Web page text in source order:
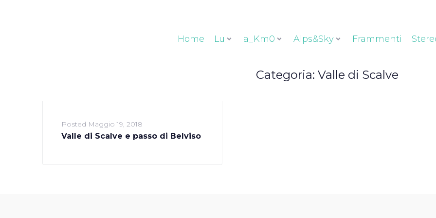
Home Lu a_Km0 Alps&Sky Frammenti
Categoria: Valle di Scalve
Posted Maggio 19, 2018
Valle di Scalve e passo di Belviso